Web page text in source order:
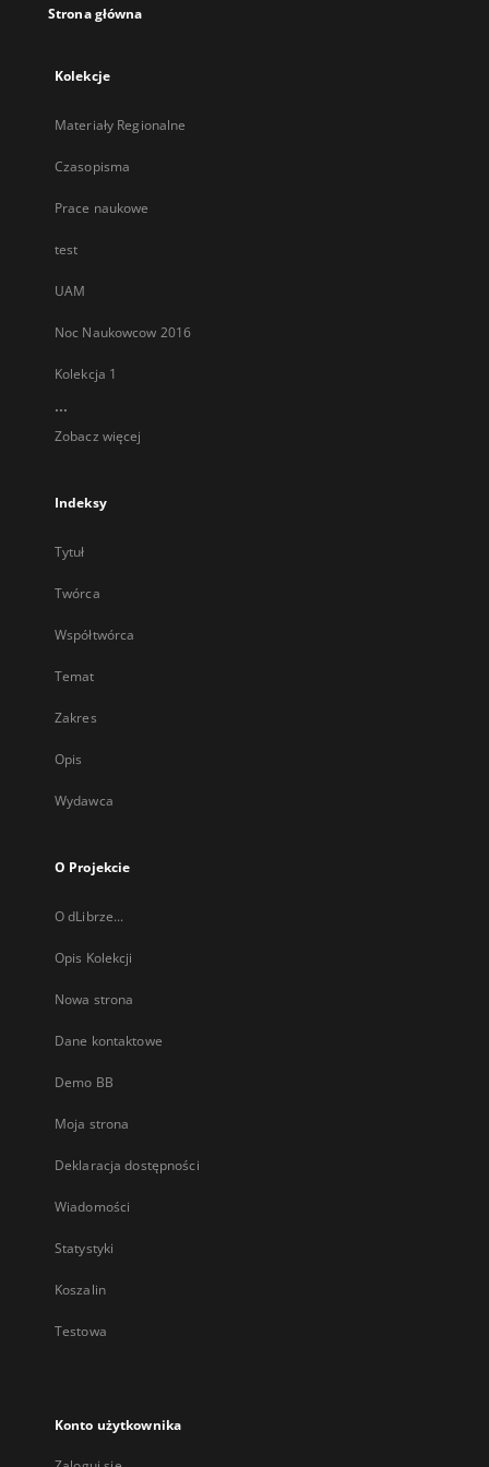
Strona główna
Kolekcje
Materiały Regionalne
Czasopisma
Prace naukowe
test
UAM
Noc Naukowcow 2016
Kolekcja 1
...
Zobacz więcej
Indeksy
Tytuł
Twórca
Współtwórca
Temat
Zakres
Opis
Wydawca
O Projekcie
O dLibrze...
Opis Kolekcji
Nowa strona
Dane kontaktowe
Demo BB
Moja strona
Deklaracja dostępności
Wiadomości
Statystyki
Koszalin
Testowa
Konto użytkownika